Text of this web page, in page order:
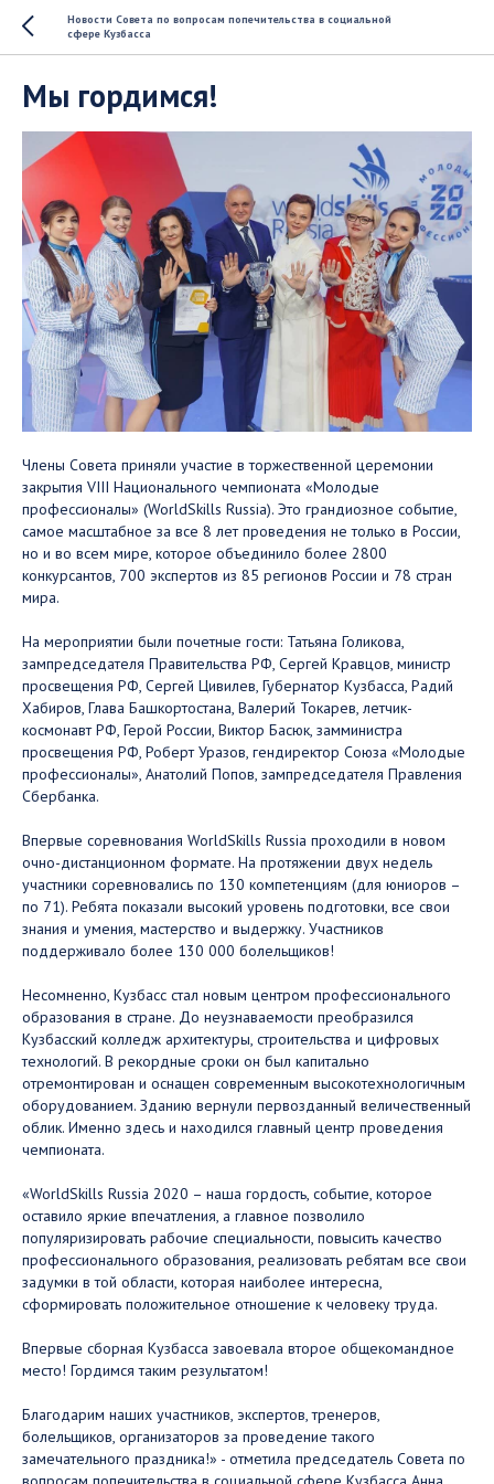
Новости Совета по вопросам попечительства в социальной
сфере Кузбасса
Мы гордимся!
Члены Совета приняли участие в торжественной церемонии
закрытия VIII Национального чемпионата «Молодые
профессионалы» (WorldSkills Russia). Это грандиозное событие,
самое масштабное за все 8 лет проведения не только в России,
но и во всем мире, которое объединило более 2800
конкурсантов, 700 экспертов из 85 регионов России и 78 стран
мира.
На мероприятии были почетные гости: Татьяна Голикова,
зампредседателя Правительства РФ, Сергей Кравцов, министр
просвещения РФ, Сергей Цивилев, Губернатор Кузбасса, Радий
Хабиров, Глава Башкортостана, Валерий Токарев, летчик-
космонавт РФ, Герой России, Виктор Басюк, замминистра
просвещения РФ, Роберт Уразов, гендиректор Союза «Молодые
профессионалы», Анатолий Попов, зампредседателя Правления
Сбербанка.
Впервые соревнования WorldSkills Russia проходили в новом
очно-дистанционном формате. На протяжении двух недель
участники соревновались по 130 компетенциям (для юниоров –
по 71). Ребята показали высокий уровень подготовки, все свои
знания и умения, мастерство и выдержку. Участников
поддерживало более 130 000 болельщиков!
Несомненно, Кузбасс стал новым центром профессионального
образования в стране. До неузнаваемости преобразился
Кузбасский колледж архитектуры, строительства и цифровых
технологий. В рекордные сроки он был капитально
отремонтирован и оснащен современным высокотехнологичным
оборудованием. Зданию вернули первозданный величественный
облик. Именно здесь и находился главный центр проведения
чемпионата.
«WorldSkills Russia 2020 – наша гордость, событие, которое
оставило яркие впечатления, а главное позволило
популяризировать рабочие специальности, повысить качество
профессионального образования, реализовать ребятам все свои
задумки в той области, которая наиболее интересна,
сформировать положительное отношение к человеку труда.
Впервые сборная Кузбасса завоевала второе общекомандное
место! Гордимся таким результатом!
Благодарим наших участников, экспертов, тренеров,
болельщиков, организаторов за проведение такого
замечательного праздника!» - отметила председатель Совета по